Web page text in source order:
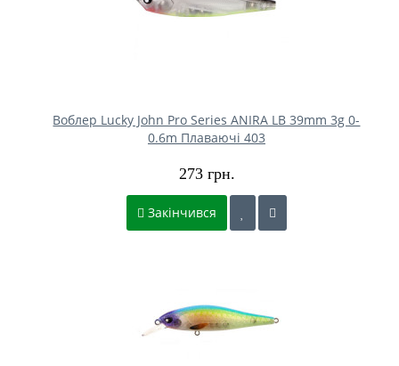
Воблер Lucky John Pro Series ANIRA LB 39mm 3g 0-
0.6m Плаваючі 403
273 грн.
Закінчився